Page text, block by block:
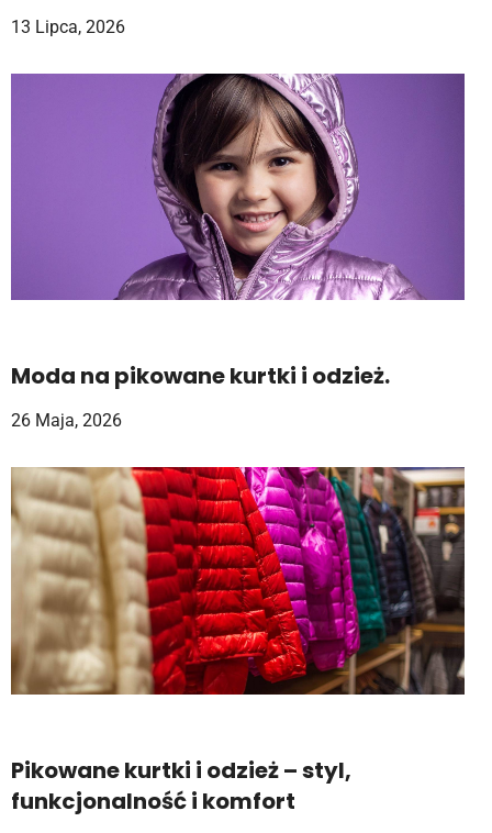
13 Lipca, 2026
Moda na pikowane kurtki i odzież.
26 Maja, 2026
Pikowane kurtki i odzież – styl,
funkcjonalność i komfort